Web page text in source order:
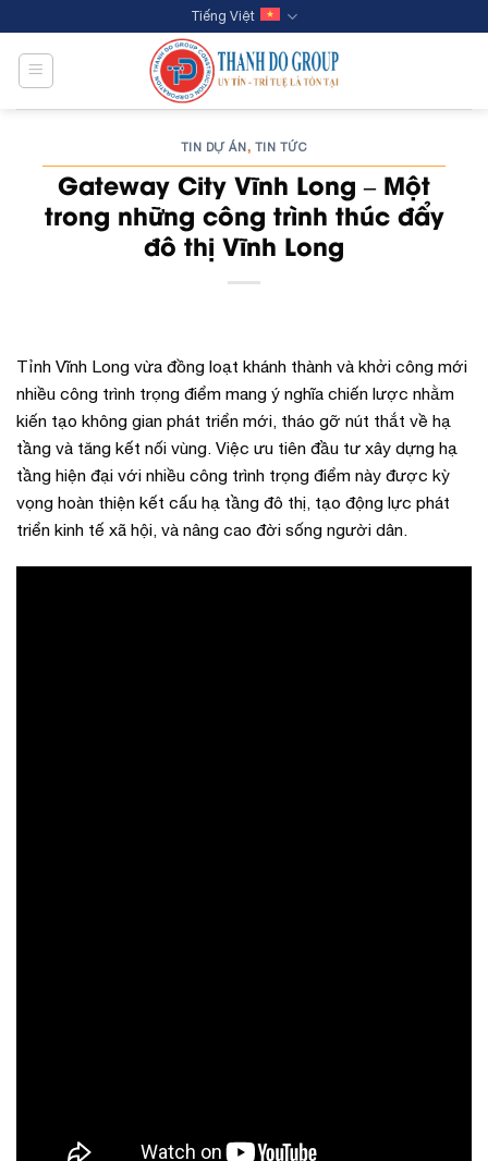
to
content
Tiếng Việt
TIN DỰ ÁN, TIN TỨC
Gateway City Vĩnh Long – Một
trong những công trình thúc đẩy
đô thị Vĩnh Long
Tỉnh Vĩnh Long vừa đồng loạt khánh thành và khởi công mới
nhiều công trình trọng điểm mang ý nghĩa chiến lược nhằm
kiến tạo không gian phát triển mới, tháo gỡ nút thắt về hạ
tầng và tăng kết nối vùng. Việc ưu tiên đầu tư xây dựng hạ
tầng hiện đại với nhiều công trình trọng điểm này được kỳ
vọng hoàn thiện kết cấu hạ tầng đô thị, tạo động lực phát
triển kinh tế xã hội, và nâng cao đời sống người dân.